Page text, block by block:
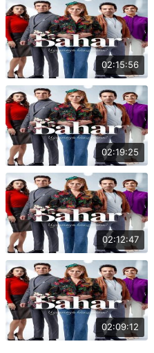
02:15:56
02:19:25
02:12:47
02:09:12